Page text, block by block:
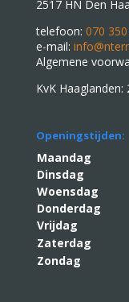
2517 HN Den
telefoon: 070
e-mail:
Algemene
KvK Haaglanden:
Openingstijden:
Maandag
Dinsdag
Woensdag
Donderdag
Vrijdag
Zaterdag
Zondag